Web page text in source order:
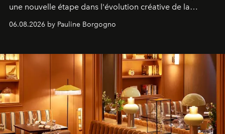
une nouvelle étape dans l'évolution créative de la
06.08.2026 by Pauline Borgogno